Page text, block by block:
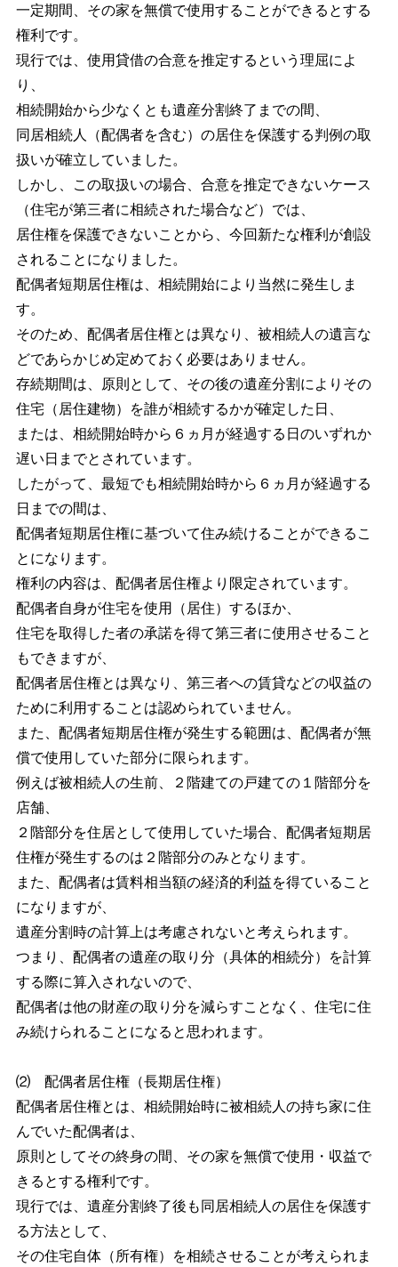
一定期間、その家を無償で使用することができるとする
権利です。
現行では、使用貸借の合意を推定するという理屈によ
り、
相続開始から少なくとも遺産分割終了までの間、
同居相続人（配偶者を含む）の居住を保護する判例の取
扱いが確立していました。
しかし、この取扱いの場合、合意を推定できないケース
（住宅が第三者に相続された場合など）では、
居住権を保護できないことから、今回新たな権利が創設
されることになりました。
配偶者短期居住権は、相続開始により当然に発生しま
す。
そのため、配偶者居住権とは異なり、被相続人の遺言な
どであらかじめ定めておく必要はありません。
存続期間は、原則として、その後の遺産分割によりその
住宅（居住建物）を誰が相続するかが確定した日、
または、相続開始時から６ヵ月が経過する日のいずれか
遅い日までとされています。
したがって、最短でも相続開始時から６ヵ月が経過する
日までの間は、
配偶者短期居住権に基づいて住み続けることができるこ
とになります。
権利の内容は、配偶者居住権より限定されています。
配偶者自身が住宅を使用（居住）するほか、
住宅を取得した者の承諾を得て第三者に使用させること
もできますが、
配偶者居住権とは異なり、第三者への賃貸などの収益の
ために利用することは認められていません。
また、配偶者短期居住権が発生する範囲は、配偶者が無
償で使用していた部分に限られます。
例えば被相続人の生前、２階建ての戸建ての１階部分を
店舗、
２階部分を住居として使用していた場合、配偶者短期居
住権が発生するのは２階部分のみとなります。
また、配偶者は賃料相当額の経済的利益を得ていること
になりますが、
遺産分割時の計算上は考慮されないと考えられます。
つまり、配偶者の遺産の取り分（具体的相続分）を計算
する際に算入されないので、
配偶者は他の財産の取り分を減らすことなく、住宅に住
み続けられることになると思われます。
⑵ 配偶者居住権（長期居住権）
配偶者居住権とは、相続開始時に被相続人の持ち家に住
んでいた配偶者は、
原則としてその終身の間、その家を無償で使用・収益で
きるとする権利です。
現行では、遺産分割終了後も同居相続人の居住を保護す
る方法として、
その住宅自体（所有権）を相続させることが考えられま